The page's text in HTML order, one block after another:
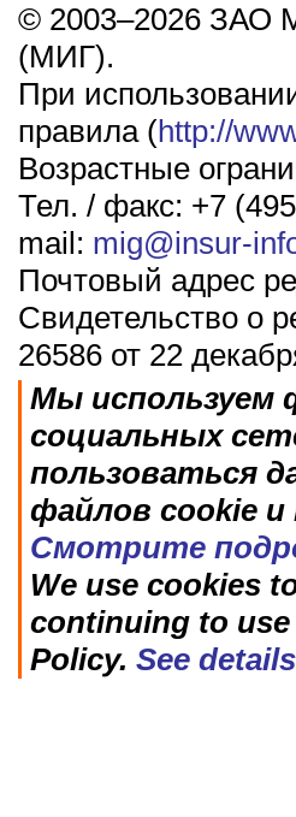
© 2003–2026 ЗАО
(МИГ).
При
правила (http://
Возрастные
Тел. / факс: +7
mail: mig@insur-
Почтовый адрес
Свидетельство о
26586 от 22
Мы используем
социальных
пользоваться
файлов cookie
Смотрите
We use cookies
continuing to use
Policy. See details